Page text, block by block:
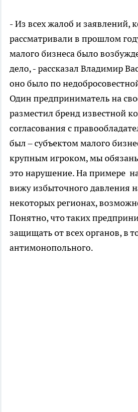
- Из всех жалоб и заявлений,
рассматривали в прошлом
малого бизнеса было
дело, - рассказал Владимир
оно было по
Один предприниматель на
разместил бренд известной
согласования с
был – субъектом малого
крупным игроком, мы
это нарушение. На примере
вижу избыточного давления
некоторых регионах,
Понятно, что таких
защищать от всех органов, в
антимонопольного.